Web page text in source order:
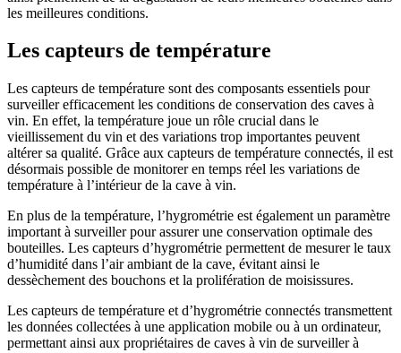
les meilleures conditions.
Les capteurs de température
Les capteurs de température sont des composants essentiels pour
surveiller efficacement les conditions de conservation des caves à
vin. En effet, la température joue un rôle crucial dans le
vieillissement du vin et des variations trop importantes peuvent
altérer sa qualité. Grâce aux capteurs de température connectés, il est
désormais possible de monitorer en temps réel les variations de
température à l’intérieur de la cave à vin.
En plus de la température, l’hygrométrie est également un paramètre
important à surveiller pour assurer une conservation optimale des
bouteilles. Les capteurs d’hygrométrie permettent de mesurer le taux
d’humidité dans l’air ambiant de la cave, évitant ainsi le
dessèchement des bouchons et la prolifération de moisissures.
Les capteurs de température et d’hygrométrie connectés transmettent
les données collectées à une application mobile ou à un ordinateur,
permettant ainsi aux propriétaires de caves à vin de surveiller à